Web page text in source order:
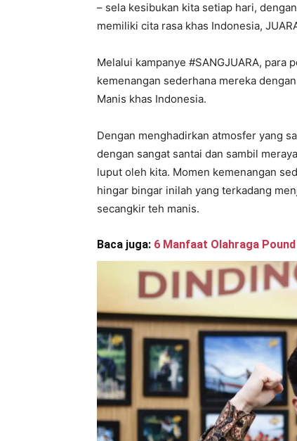
– sela kesibukan kita setiap hari,
memiliki cita rasa khas Indonesia,
Melalui kampanye #SANGJUARA,
kemenangan sederhana mereka
Manis khas Indonesia.
Dengan menghadirkan atmosfer yang
dengan sangat santai dan sambil
luput oleh kita. Momen kemenangan
hingar bingar inilah yang terkadang
secangkir teh manis.
Baca juga: 6 Manfaat Olahraga